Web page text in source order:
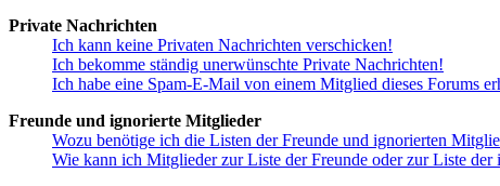
Private Nachrichten
Ich kann keine Privaten Nachrichten verschicken!
Ich bekomme ständig unerwünschte Private Nachrichten!
Ich habe eine Spam-E-Mail von einem Mitglied dieses Forums
Freunde und ignorierte Mitglieder
Wozu benötige ich die Listen der Freunde und ignorierten
Wie kann ich Mitglieder zur Liste der Freunde oder zur Liste